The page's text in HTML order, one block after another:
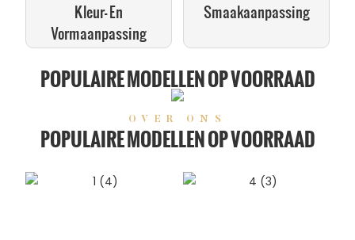
Kleur- En
Vormaanpassing
Smaakaanpassing
POPULAIRE MODELLEN OP VOORRAAD
OVER ONS
POPULAIRE MODELLEN OP VOORRAAD